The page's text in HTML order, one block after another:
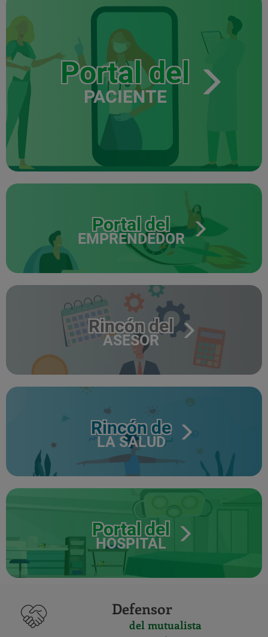
Portal del
PACIENTE
Portal del
EMPRENDEDOR
Rincón del
ASESOR
Rincón de
LA SALUD
Portal del
HOSPITAL
Defensor
del mutualista